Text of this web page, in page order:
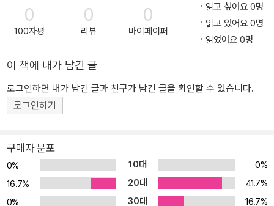
깊이 있는 데이터 분석을 학습할 수 있습니다. 다양한 예제를 통해 데
이터 분석을 마스터하세요. 특히, 데이터 분석을 위한 파이썬 핵심 라
이브러리 넘파이와 판다스를 이용하여 데이터 처리 과정을 익히고,
다양하게 시각화하는 방법을 배울 수 있습니다. 또한, ⟪데이터 분석
을 위한 전처리와 시각화 with 파이썬⟫은 환경 관련 데이터 분석하
기, 행복지수 데이터 분석하기, 병원 노쇼 환자 데이터 분석하기, 주식
는 실전 프로젝트를 연습할 수 있습니다. 이 책의 장점을 알려주는 3
단계 학습 구조 Step1 데이터 분석 이해를 위한 개요와 도구 이해 St
ep2 다양한 라이브러리와 데이터 분석 학습 방법 제시 Step3 프로
젝트를 통한 데이터 분석 실습 사례 수행
0
100자평
0
리뷰
0
마이페이퍼
읽고 싶어요 0명
읽고 있어요 0명
읽었어요 0명
이 책에 내가 남긴 글
로그인하면 내가 남긴 글과 친구가 남긴 글을 확인할 수 있습니다.
로그인하기
구매자 분포
0% 10대
0%
16.7%
20대
41.7%
0%
30대
16.7%